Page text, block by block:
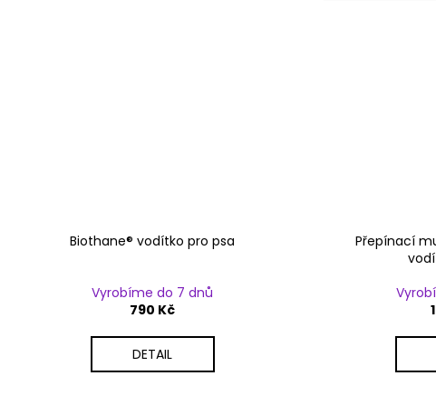
Biothane® vodítko pro psa
Vyrobíme do 7 dnů
790 Kč
DETAIL
Přepínací